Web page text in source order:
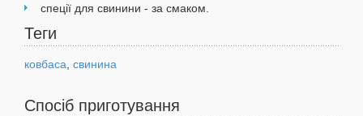
спеції для свинини - за смаком.
Теги
ковбаса свинина
Спосіб приготування